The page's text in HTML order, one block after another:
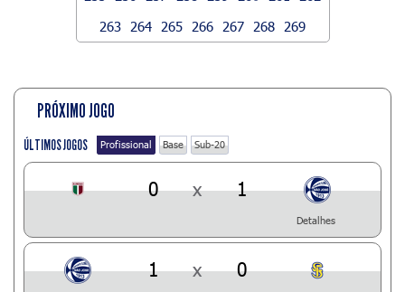
263
264 265 266 267 268 269
PRÓXIMO JOGO
ÚLTIMOS JOGOS Profissional Base Sub-20
0 x 1
Detalhes
1 x 0